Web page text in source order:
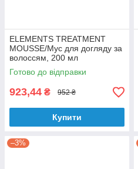
ELEMENTS TREATMENT
MOUSSE/Мус для догляду за
волоссям, 200 мл
Готово до відправки
923,44 ₴ 952 ₴
Купити
–3%